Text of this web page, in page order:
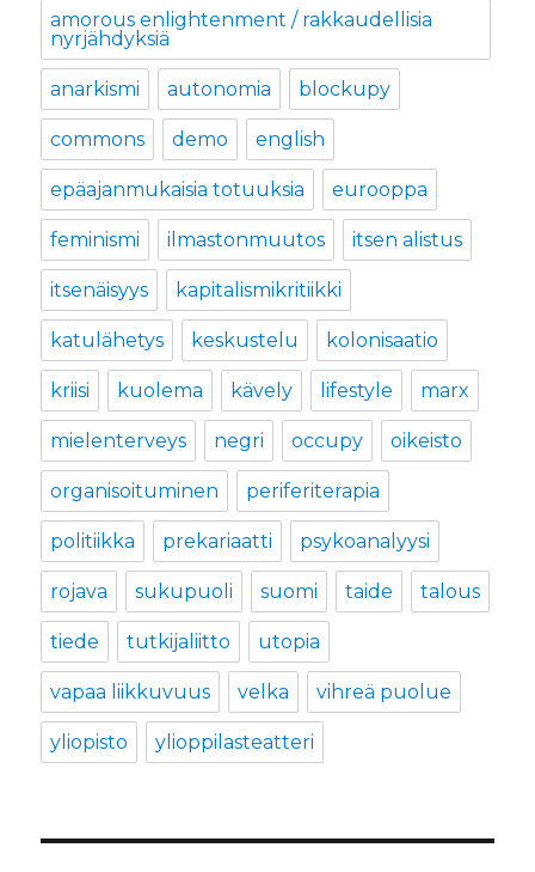
amorous enlightenment / rakkaudellisia
nyrjähdyksiä
anarkismi autonomia blockupy
commons demo english
epäajanmukaisia totuuksia eurooppa
feminismi ilmastonmuutos itsen alistus
itsenäisyys kapitalismikritiikki
katulähetys keskustelu kolonisaatio
kriisi kuolema kävely lifestyle marx
mielenterveys negri occupy oikeisto
organisoituminen periferiterapia
politiikka prekariaatti psykoanalyysi
rojava sukupuoli suomi taide talous
tiede tutkijaliitto utopia
vapaa liikkuvuus velka vihreä puolue
yliopisto ylioppilasteatteri